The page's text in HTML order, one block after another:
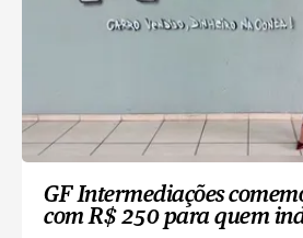
GF Intermediações
com R$ 250 para quem